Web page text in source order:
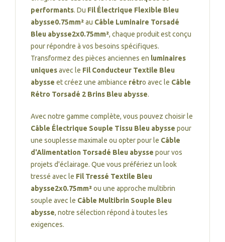
performants. Du Fil Électrique Flexible Bleu
abysse0.75mm²au Câble Luminaire Torsadé
Bleu abysse2x0.75mm², chaque produit est conçu
pour répondre à vos besoins spécifiques.
Transformez des pièces anciennes en luminaires
uniquesavec le Fil Conducteur Textile Bleu
abysse et créez une ambiance rétro avec le Câble
Rétro Torsadé 2 Brins Bleu abysse.
Avec notre gamme complète, vous pouvez choisir le
Câble Électrique Souple Tissu Bleu abysse pour
une souplesse maximale ou opter pour le Câble
d'Alimentation Torsadé Bleu abysse pour vos
projets d'éclairage. Que vous préfériez un look
tressé avec le Fil Tressé Textile Bleu
abysse2x0.75mm²ou une approche multibrin
souple avec le Câble Multibrin Souple Bleu
abysse, notre sélection répond à toutes les
exigences.